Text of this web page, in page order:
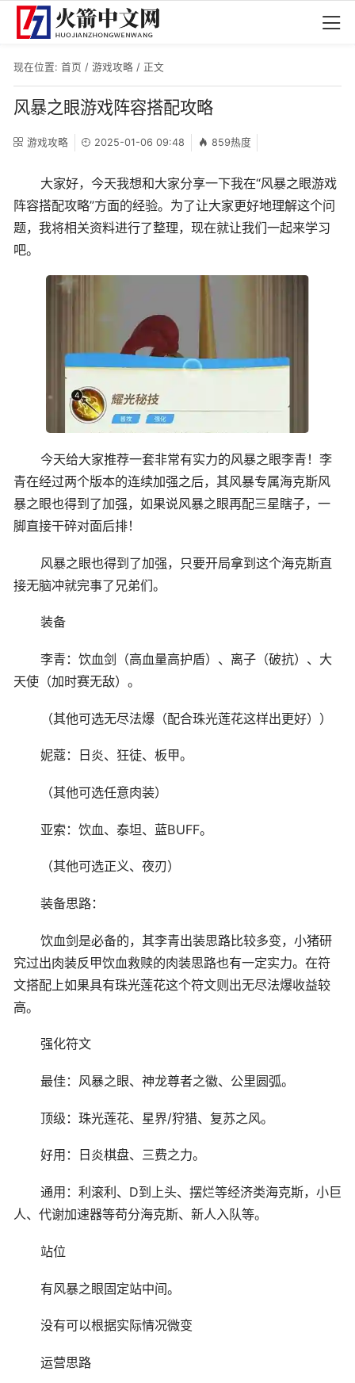
现在位置: 首页 / 游戏攻略 / 正文
风暴之眼游戏阵容搭配攻略
游戏攻略 2025-01-06 09:48 859热度
大家好，今天我想和大家分享一下我在“风暴之眼游戏
阵容搭配攻略”方面的经验。为了让大家更好地理解这个问
题，我将相关资料进行了整理，现在就让我们一起来学习
吧。
今天给大家推荐一套非常有实力的风暴之眼李青！李
青在经过两个版本的连续加强之后，其风暴专属海克斯风
暴之眼也得到了加强，如果说风暴之眼再配三星瞎子，一
脚直接干碎对面后排！
风暴之眼也得到了加强，只要开局拿到这个海克斯直
接无脑冲就完事了兄弟们。
装备
李青：饮血剑（高血量高护盾）、离子（破抗）、大
天使（加时赛无敌）。
（其他可选无尽法爆（配合珠光莲花这样出更好））
妮蔻：日炎、狂徒、板甲。
（其他可选任意肉装）
亚索：饮血、泰坦、蓝BUFF。
（其他可选正义、夜刃）
装备思路：
饮血剑是必备的，其李青出装思路比较多变，小猪研
究过出肉装反甲饮血救赎的肉装思路也有一定实力。在符
文搭配上如果具有珠光莲花这个符文则出无尽法爆收益较
高。
强化符文
最佳：风暴之眼、神龙尊者之徽、公里圆弧。
顶级：珠光莲花、星界/狩猎、复苏之风。
好用：日炎棋盘、三费之力。
通用：利滚利、D到上头、摆烂等经济类海克斯，小巨
人、代谢加速器等苟分海克斯、新人入队等。
站位
有风暴之眼固定站中间。
没有可以根据实际情况微变
运营思路